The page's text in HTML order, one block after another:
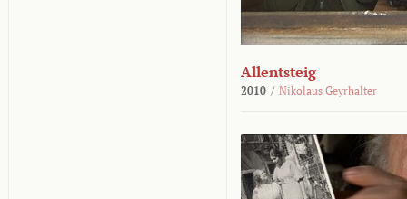
Allentsteig
2010 / Nikolaus Geyrhalter